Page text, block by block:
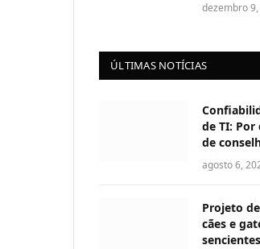
dezembro
ÚLTIMAS NOTÍCIAS
de TI: Por
de
agosto 6,
Projeto
cães e